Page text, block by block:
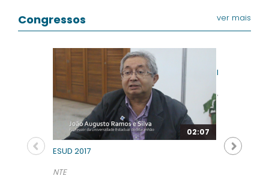
ver mais
Congressos
02:07
ESUD 2017
NTE
ESUD 2017
NTE